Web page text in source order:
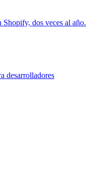
Shopify, dos veces al año.
desarrolladores